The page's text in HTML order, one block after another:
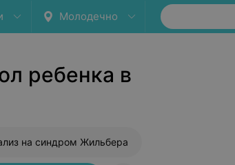
Молодечно
ребенка в
на синдром Жильбера